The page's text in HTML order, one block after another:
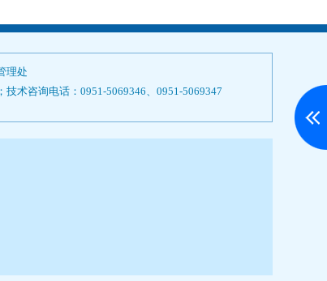
理处
术咨询电话：0951-5069346、0951-5069347